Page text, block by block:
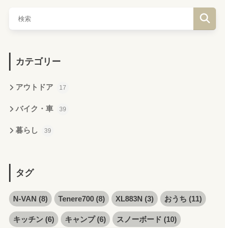
カテゴリー
アウトドア 17
バイク・車 39
暮らし 39
タグ
N-VAN (8) Tenere700(8) XL883N (3) おうち (11)
キッチン(6) キャンプ(6) スノーボード (10)